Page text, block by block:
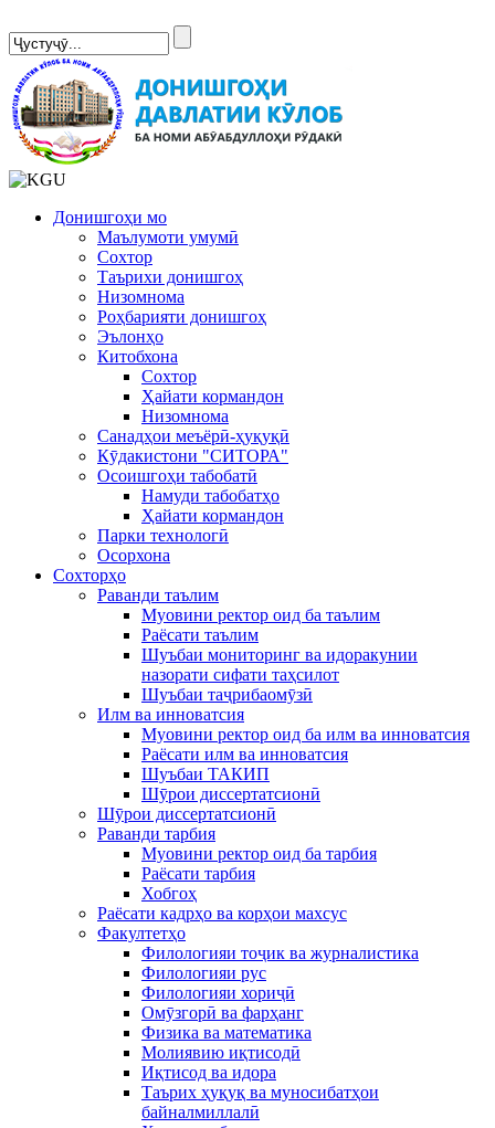
Донишгоҳи мо
Маълумоти умумӣ
Сохтор
Таърихи донишгоҳ
Низомнома
Роҳбарияти донишгоҳ
Эълонҳо
Китобхона
Сохтор
Ҳайати кормандон
Низомнома
Санадҳои меъёрӣ-ҳуқуқӣ
Кӯдакистони "СИТОРА"
Осоишгоҳи табобатӣ
Намуди табобатҳо
Ҳайати кормандон
Парки технологӣ
Осорхона
Сохторҳо
Раванди таълим
Муовини ректор оид ба таълим
Раёсати таълим
Шуъбаи мониторинг ва идоракунии
назорати сифати таҳсилот
Шуъбаи таҷрибаомӯзӣ
Илм ва инноватсия
Муовини ректор оид ба илм ва инноватсия
Раёсати илм ва инноватсия
Шуъбаи ТАКИП
Шӯрои диссертатсионӣ
Шӯрои диссертатсионӣ
Раванди тарбия
Муовини ректор оид ба тарбия
Раёсати тарбия
Хобгоҳ
Раёсати кадрҳо ва корҳои махсус
Факултетҳо
Филологияи тоҷик ва журналистика
Филологияи рус
Филологияи хориҷӣ
Омӯзгорӣ ва фарҳанг
Физика ва математика
Молиявию иқтисодӣ
Иқтисод ва идора
Таърих ҳуқуқ ва муносибатҳои
байналмиллалӣ